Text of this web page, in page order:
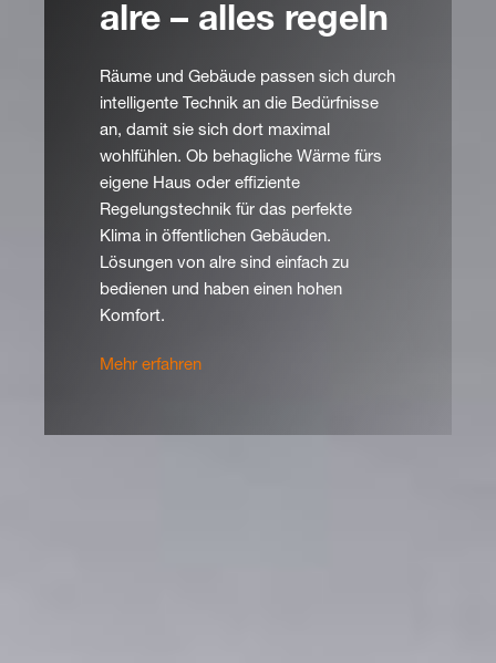
alre – alles regeln
Räume und Gebäude passen sich durch
intelligente Technik an die Bedürfnisse
an, damit sie sich dort maximal
wohlfühlen. Ob behagliche Wärme fürs
eigene Haus oder effiziente
Regelungstechnik für das perfekte
Klima in öffentlichen Gebäuden.
Lösungen von alre sind einfach zu
bedienen und haben einen hohen
Komfort.
Mehr erfahren